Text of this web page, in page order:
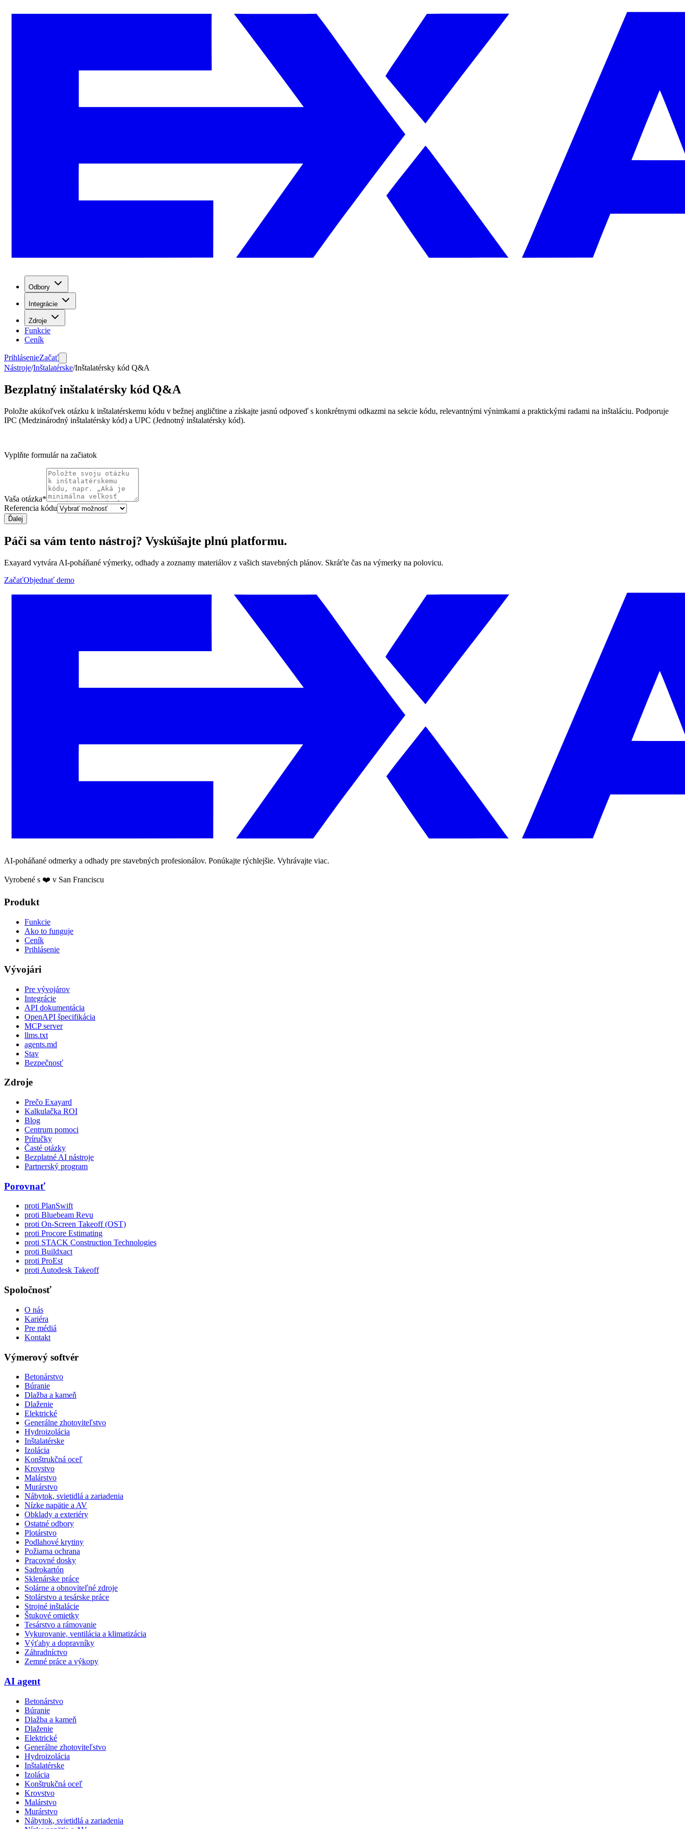
Odbory
Integrácie
Zdroje
Funkcie
Ceník
PrihlásenieZačať
Nástroje/Inštalatérske/Inštalatérsky kód Q&A
Bezplatný inštalatérsky kód Q&A
Položte akúkoľvek otázku k inštalatérskemu kódu v bežnej angličtine a získajte jasnú odpoveď s konkrétnymi odkazmi na sekcie kódu, relevantnými výnimkami a praktickými radami na inštaláciu. Podporuje
IPC (Medzinárodný inštalatérsky kód) a UPC (Jednotný inštalatérsky kód).
Vyplňte formulár na začiatok
Vaša otázka*
Referencia kódu
Ďalej
Páči sa vám tento nástroj? Vyskúšajte plnú platformu.
Exayard vytvára AI-poháňané výmerky, odhady a zoznamy materiálov z vašich stavebných plánov. Skráťte čas na výmerky na polovicu.
ZačaťObjednať demo
AI-poháňané odmerky a odhady pre stavebných profesionálov. Ponúkajte rýchlejšie. Vyhrávajte viac.
Vyrobené s ❤️ v San Franciscu
Produkt
Funkcie
Ako to funguje
Ceník
Prihlásenie
Vývojári
Pre vývojárov
Integrácie
API dokumentácia
OpenAPI špecifikácia
MCP server
llms.txt
agents.md
Stav
Bezpečnosť
Zdroje
Prečo Exayard
Kalkulačka ROI
Blog
Centrum pomoci
Príručky
Časté otázky
Bezplatné AI nástroje
Partnerský program
Porovnať
proti PlanSwift
proti Bluebeam Revu
proti On-Screen Takeoff (OST)
proti Procore Estimating
proti STACK Construction Technologies
proti Buildxact
proti ProEst
proti Autodesk Takeoff
Spoločnosť
O nás
Kariéra
Pre médiá
Kontakt
Výmerový softvér
Betonárstvo
Búranie
Dlažba a kameň
Dlaženie
Elektrické
Generálne zhotoviteľstvo
Hydroizolácia
Inštalatérske
Izolácia
Konštrukčná oceľ
Krovstvo
Malárstvo
Murárstvo
Nábytok, svietidlá a zariadenia
Nízke napätie a AV
Obklady a exteriéry
Ostatné odbory
Plotárstvo
Podlahové krytiny
Požiarna ochrana
Pracovné dosky
Sadrokartón
Sklenárske práce
Solárne a obnoviteľné zdroje
Stolárstvo a tesárske práce
Strojné inštalácie
Štukové omietky
Tesárstvo a rámovanie
Vykurovanie, ventilácia a klimatizácia
Výťahy a dopravníky
Záhradníctvo
Zemné práce a výkopy
AI agent
Betonárstvo
Búranie
Dlažba a kameň
Dlaženie
Elektrické
Generálne zhotoviteľstvo
Hydroizolácia
Inštalatérske
Izolácia
Konštrukčná oceľ
Krovstvo
Malárstvo
Murárstvo
Nábytok, svietidlá a zariadenia